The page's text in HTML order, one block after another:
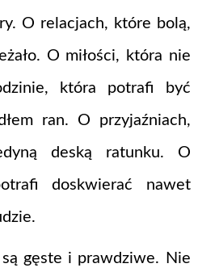
O relacjach, które bolą,
O miłości, która nie
która potrafi być
ran. O przyjaźniach,
deską ratunku. O
doskwierać nawet
gęste i prawdziwe. Nie